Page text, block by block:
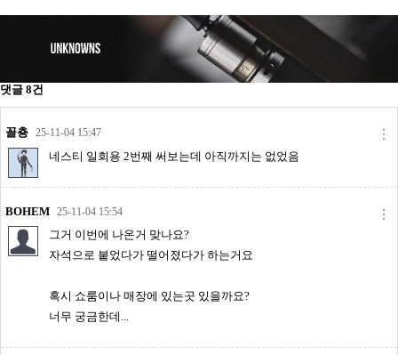
레시피계산기
툴즈킷
업체게시판
모더게시판
제휴업체
판매
구매
거래후기
즐겨찾기
댓글 8건
꼴춍 25-11-04 15:47
네스티 일회용 2번째 써보는데 아직까지는 없었음
BOHEM 25-11-04 15:54
그거 이번에 나온거 맞나요?
자석으로 붙었다가 떨어졌다가 하는거요
혹시 쇼룸이나 매장에 있는곳 있을까요?
너무 궁금한데...